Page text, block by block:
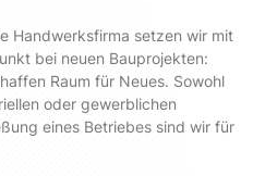
Handwerksfirma setzen wir mit
bei neuen Bauprojekten:
Raum für Neues. Sowohl
oder gewerblichen
eines Betriebes sind wir für